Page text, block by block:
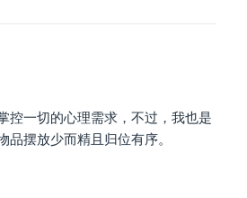
控一切的心理需求，不过，我也是
品摆放少而精且归位有序。